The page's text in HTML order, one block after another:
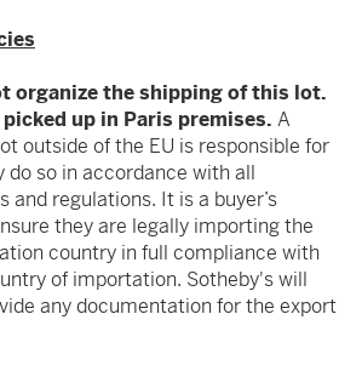
organize the shipping of this lot.
up in Paris premises. A
outside of the EU is responsible for
do so in accordance with all
and regulations. It is a buyer’s
they are legally importing the
country in full compliance with
of importation. Sotheby's will
any documentation for the export